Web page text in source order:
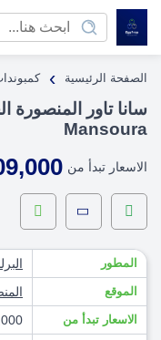
الصفحة الرئيسية ›
Mansoura
الاسعار تبدأ من
المطور
الموقع
الاسعار تبدأ من